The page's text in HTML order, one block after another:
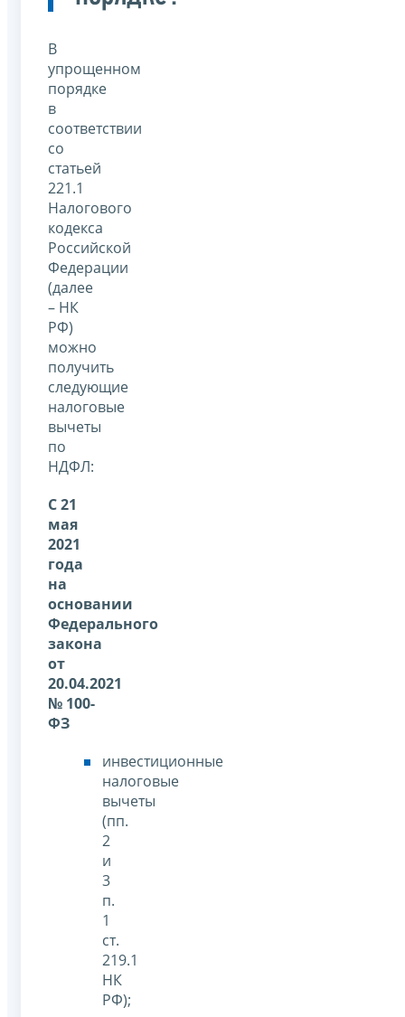
В
упрощенном
порядке
в
соответствии
со
статьей
221.1
Налогового
кодекса
Российской
Федерации
(далее
– НК
РФ)
можно
получить
следующие
налоговые
вычеты
по
НДФЛ:
С 21
мая
2021
года
на
основании
Федерального
закона
от
20.04.2021
№ 100-
ФЗ
инвестиционные
налоговые
вычеты
(пп.
2
и
3
п.
1
ст.
219.1
НК
РФ);